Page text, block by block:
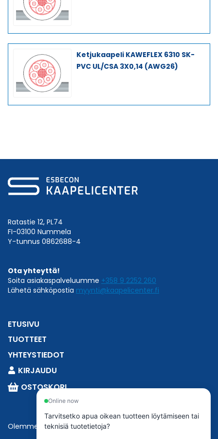
Ketjukaapeli KAWEFLEX 6310 SK-
PVC UL/CSA 3X0,14 (AWG26)
Ratastie 12, PL74
FI-03100 Nummela
Y-tunnus 0862688-4
Ota yhteyttä!
Soita asiakaspalveluumme +358 9 2252 260
Lähetä sähköpostia myynti@kaapelicenter.fi
ETUSIVU
TUOTTEET
YHTEYSTIEDOT
KIRJAUDU
OSTOSKORI
Olemme osaEsbeconia.
Online now
Tarvitsetko apua oikean tuotteen löytämiseen tai
teknisiä tuotetietoja?